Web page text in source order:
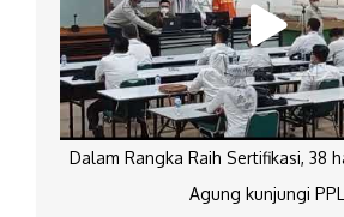
Dalam Rangka Raih Sertifikasi, 38
Agung kunjungi